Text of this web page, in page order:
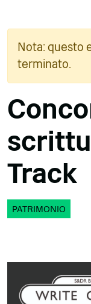
Nota: questo
terminato.
Track
PATRIMONIO